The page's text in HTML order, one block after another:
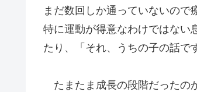
まだ数回しか通っていないの
特に運動が得意なわけではない
たり、「それ、うちの子の話で
たまたま成長の段階だったの